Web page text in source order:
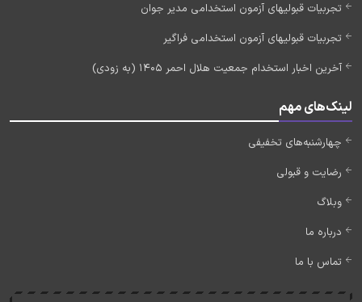
تجربیات قبولیهای آزمون استخدامی مدیر جوان
تجربیات قبولیهای آزمون استخدامی فراگیر
آخرین اخبار استخدام جمعیت هلال احمر 1405 (به زودی)
لینک‌های مهم
چهارشنبه‌های تخفیفی
رضایت و قبولی
وبلاگ
درباره ما
تماس با ما